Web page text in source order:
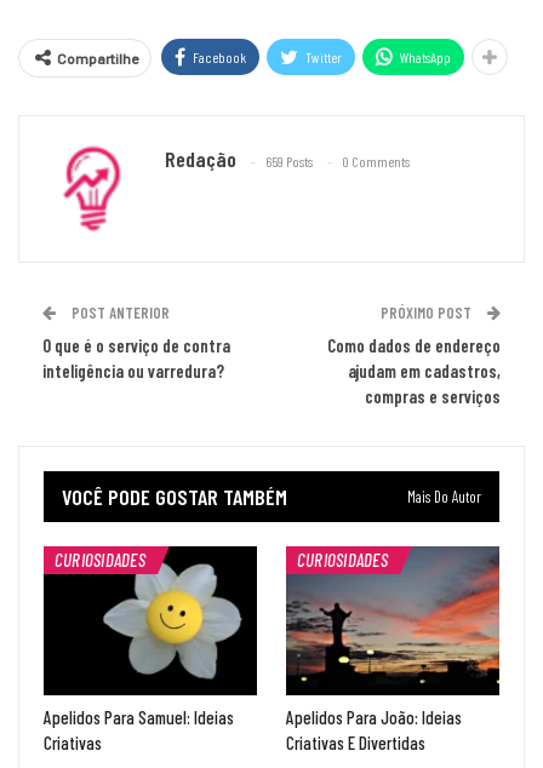
Compartilhe Facebook Twitter WhatsApp
Redação 659 Posts 0 Comments
POST ANTERIOR
O que é o serviço de contra
inteligência ou varredura?
PRÓXIMO POST
Como dados de endereço
ajudam em cadastros,
compras e serviços
VOCÊ PODE GOSTAR TAMBÉM Mais Do Autor
CURIOSIDADES
Apelidos Para Samuel: Ideias
Criativas
CURIOSIDADES
Apelidos Para João: Ideias
Criativas E Divertidas